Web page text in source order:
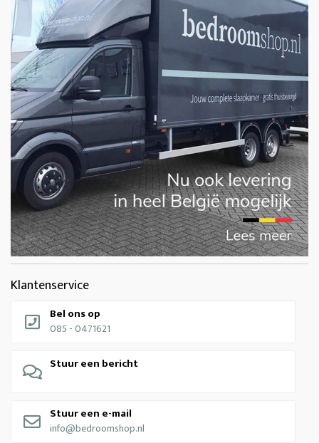
Klantenservice
Bel ons op
085 - 0471621
Stuur een bericht
Stuur een e-mail
info@bedroomshop.nl